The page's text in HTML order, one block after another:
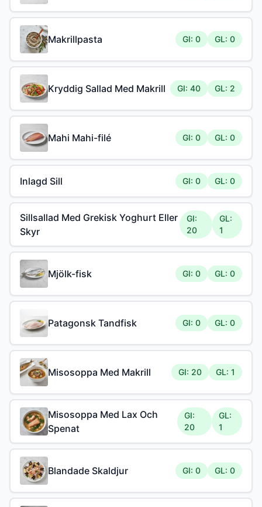
Makrillpasta GI: 0 GL: 0
Kryddig Sallad Med Makrill GI: 40 GL: 2
Mahi Mahi-filé GI: 0 GL: 0
Inlagd Sill GI: 0 GL: 0
Sillsallad Med Grekisk Yoghurt Eller
Skyr
GI:
20
GL:
1
Mjölk-fisk GI: 0 GL: 0
Patagonsk Tandfisk GI: 0 GL: 0
Misosoppa Med Makrill GI: 20 GL: 1
Misosoppa Med Lax Och
Spenat
GI:
20
GL:
1
Blandade Skaldjur GI: 0 GL: 0